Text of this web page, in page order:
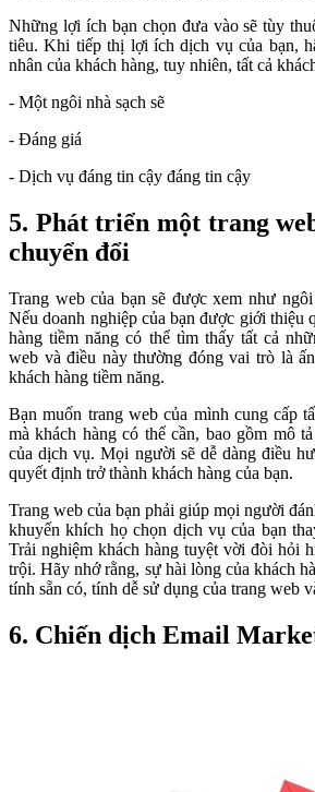
Những lợi ích bạn chọn đưa vào sẽ tùy
tiêu. Khi tiếp thị lợi ích dịch vụ của bạn,
nhân của khách hàng, tuy nhiên, tất cả
- Một ngôi nhà sạch sẽ
- Đáng giá
- Dịch vụ đáng tin cậy đáng tin cậy
5. Phát triển một trang
chuyển đổi
Trang web của bạn sẽ được xem như
Nếu doanh nghiệp của bạn được giới thiệu
hàng tiềm năng có thể tìm thấy tất cả
web và điều này thường đóng vai trò là
khách hàng tiềm năng.
Bạn muốn trang web của mình cung cấp
mà khách hàng có thể cần, bao gồm mô
của dịch vụ. Mọi người sẽ dễ dàng điều
quyết định trở thành khách hàng của bạn.
Trang web của bạn phải giúp mọi người
khuyến khích họ chọn dịch vụ của bạn
Trải nghiệm khách hàng tuyệt vời đòi hỏi
trội. Hãy nhớ rằng, sự hài lòng của khách
tính sẵn có, tính dễ sử dụng của trang web
6. Chiến dịch Email